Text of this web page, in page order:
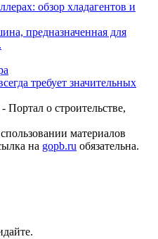
обзор хладагентов и
предназначенная для
требует значительных
о строительстве,
материалов
на gopb.ru обязательна.